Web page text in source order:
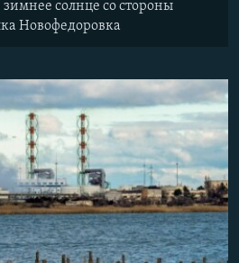
солнце со стороны
Новофедоровка